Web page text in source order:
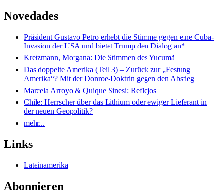
Novedades
Präsident Gustavo Petro erhebt die Stimme gegen eine Cuba-
Invasion der USA und bietet Trump den Dialog an*
Kretzmann, Morgana: Die Stimmen des Yucumã
Das doppelte Amerika (Teil 3) – Zurück zur „Festung
Amerika“? Mit der Donroe-Doktrin gegen den Abstieg
Marcela Arroyo & Quique Sinesi: Reflejos
Chile: Herrscher über das Lithium oder ewiger Lieferant in
der neuen Geopolitik?
mehr...
Links
Lateinamerika
Abonnieren